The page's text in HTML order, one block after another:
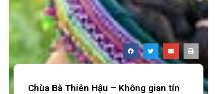
Chùa Bà Thiên Hậu – Không gian tín